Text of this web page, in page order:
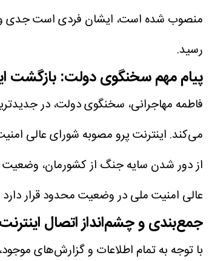
منصوب شده است، ایشان فردی است جدی و
رسید.
پیام مهم سخنگوی دولت: بازگشت
فاطمه مهاجرانی، سخنگوی دولت، در
می‌کند. اینترنت پرو مصوبه شورای عالی
از دور شدن سایه جنگ از کشورمان، وضعیت
عالی امنیت ملی در وضعیت محدود قرار
جمع‌بندی و چشم‌انداز اتصال
با توجه به تمام اطلاعات و گزارش‌های